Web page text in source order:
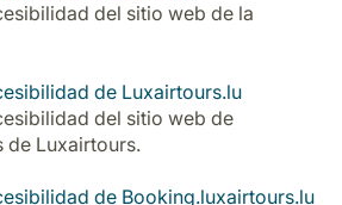
del sitio web de la
de Luxairtours.lu
del sitio web de
de Luxairtours.
de Booking.luxairtours.lu